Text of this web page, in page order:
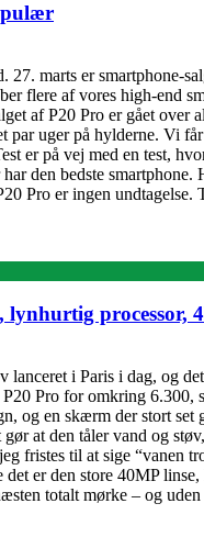
27. marts er smartphone-
flere af vores high-end
af P20 Pro er gået
par uger på hylderne. Vi
er på vej med en test,
den bedste
Pro er ingen
processor,
lanceret i Paris i dag, og
Pro for omkring 6.300,
og en skærm der stort
at den tåler vand og
fristes til at sige “vanen
det er den store 40MP
totalt mørke – og